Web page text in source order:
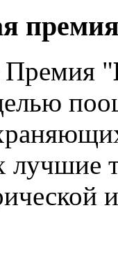
Премия "